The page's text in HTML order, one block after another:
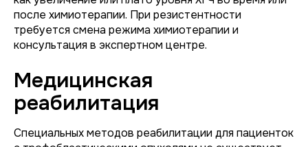
после химиотерапии. При резистентности
требуется смена режима химиотерапии и
консультация в экспертном центре.
Медицинская
реабилитация
Специальных методов реабилитации для пациенток